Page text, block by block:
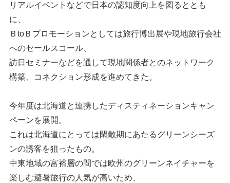
リアルイベントなどで日本の認知度向上を図るととも
に、
ＢtoＢプロモーションとしては旅行博出展や現地旅行会社
へのセールスコール、
訪日セミナーなどを通して現地関係者とのネットワーク
構築、コネクション形成を進めてきた。
今年度は北海道と連携したディスティネーションキャン
ペーンを展開。
これは北海道にとっては閑散期にあたるグリーンシーズ
ンの誘客を狙ったもの。
中東地域の富裕層の間では欧州のグリーンネイチャーを
楽しむ避暑旅行の人気が高いため、